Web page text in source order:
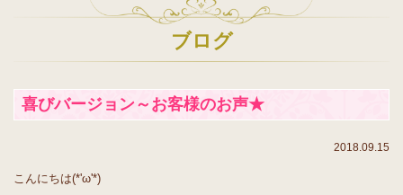
ブログ
喜びバージョン～お客様のお声★
2018.09.15
こんにちは(*'ω'*)